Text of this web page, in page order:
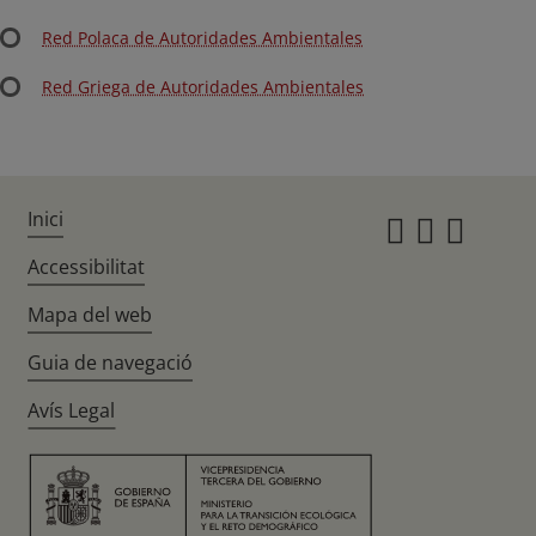
Red Polaca de Autoridades Ambientales
Red Griega de Autoridades Ambientales
Inici
Accessibilitat
Mapa del web
Guia de navegació
Avís Legal